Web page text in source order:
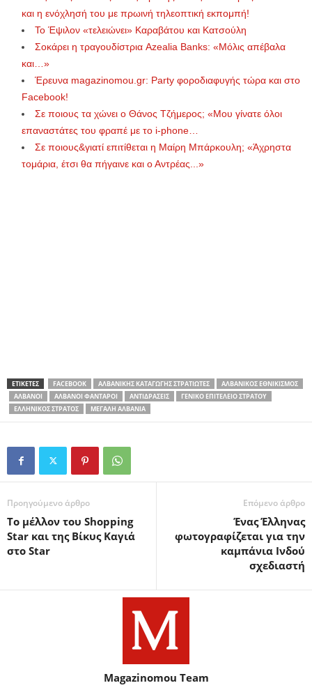
και η ενόχλησή του με πρωινή τηλεοπτική εκπομπή!
Το Έψιλον «τελειώνει» Καραβάτου και Κατσούλη
Σοκάρει η τραγουδίστρια Azealia Banks: «Μόλις απέβαλα
και…»
Έρευνα magazinomou.gr: Party φοροδιαφυγής τώρα και στο
Facebook!
Σε ποιους τα χώνει ο Θάνος Τζήμερος; «Mου γίνατε όλοι
επαναστάτες του φραπέ με το i-phone…
Σε ποιους&γιατί επιτίθεται η Μαίρη Μπάρκουλη; «Άχρηστα
τομάρια, έτσι θα πήγαινε και ο Αντρέας...»
ΕΤΙΚΕΤΕΣ FACEBOOK ΑΛΒΑΝΙΚΉΣ ΚΑΤΑΓΩΓΉΣ ΣΤΡΑΤΙΏΤΕΣ
ΑΛΒΑΝΙΚΌΣ ΕΘΝΙΚΙΣΜΌΣ
ΑΛΒΑΝΟΊ
ΑΛΒΑΝΟΊ ΦΑΝΤΆΡΟΙ ΑΝΤΙΔΡΆΣΕΙΣ
ΓΕΝΙΚΌ ΕΠΙΤΕΛΕΊΟ ΣΤΡΑΤΟΎ
ΕΛΛΗΝΙΚΌΣ ΣΤΡΑΤΌΣ
ΜΕΓΆΛΗ ΑΛΒΑΝΊΑ
Προηγούμενο άρθρο
Το μέλλον του Shopping
Star και της Βίκυς Καγιά
στο Star
Επόμενο άρθρο
Ένας Έλληνας
φωτογραφίζεται για την
καμπάνια Ινδού
σχεδιαστή
Magazinomou Team